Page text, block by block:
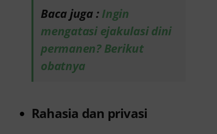
Baca juga :Ingin
mengatasi ejakulasi dini
permanen? Berikut
obatnya
Rahasia dan privasi